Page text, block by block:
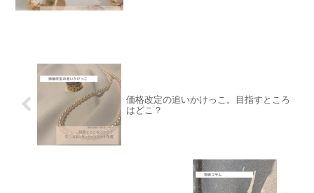
価格改定の追いかけっこ。目指すところ
はどこ？